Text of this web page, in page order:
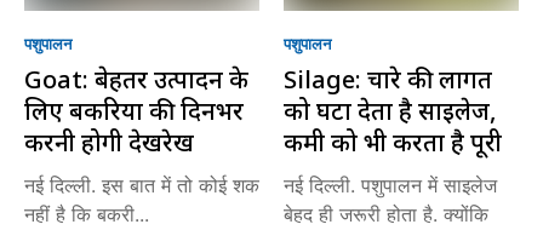
पशुपालन
Goat: बेहतर उत्पादन के
लिए बकरियों की दिनभर
करनी होगी देखरेख
नई दिल्ली. इस बात में तो कोई शक
नहीं है कि बकरी...
पशुपालन
Silage: चारे की लागत
को घटा देता है साइलेज,
कमी को भी करता है पूरी
नई दिल्ली. पशुपालन में साइलेज
बेहद ही जरूरी होता है. क्योंकि